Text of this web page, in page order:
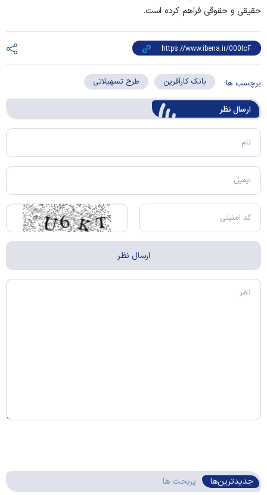
حقیقی و حقوقی فراهم کرده است.
برچسب ها: بانک کارآفرین طرح تسهیلاتی
ارسال‌ نظر
جدیدترین‌ها پربحث ها